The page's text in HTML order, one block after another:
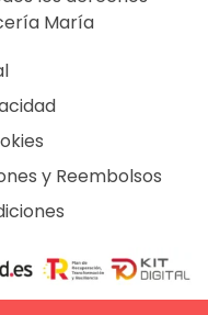
María
y Reembolsos